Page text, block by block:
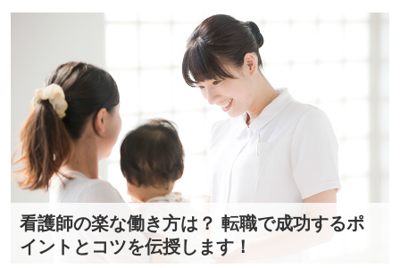
看護師の楽な働き方は？ 転職で成功するポ
イントとコツを伝授します！